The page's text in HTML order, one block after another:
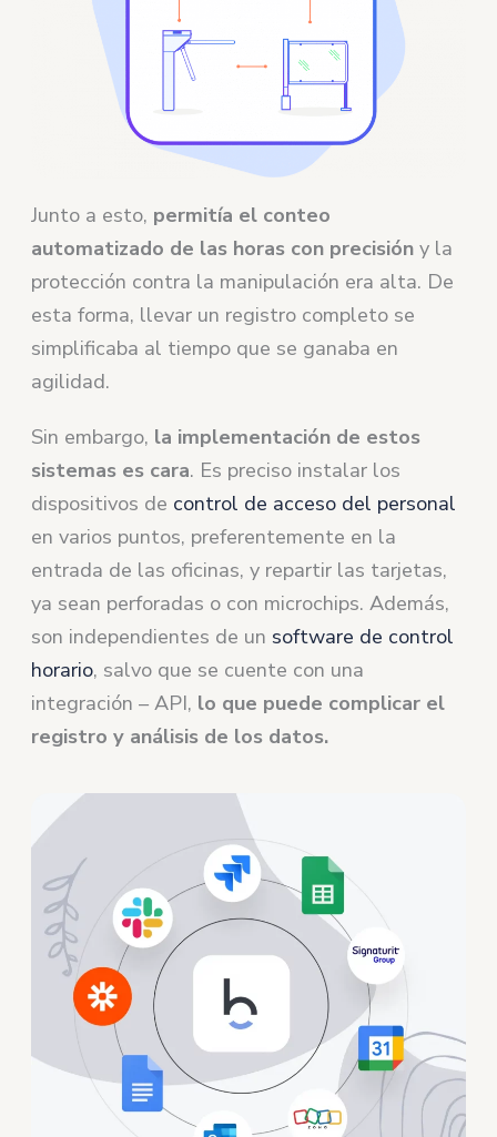
Junto a esto, permitía el conteo
automatizado de las horas con precisión y la
protección contra la manipulación era alta. De
esta forma, llevar un registro completo se
simplificaba al tiempo que se ganaba en
agilidad.
Sin embargo, la implementación de estos
sistemas es cara. Es preciso instalar los
dispositivos de control de acceso del personal
en varios puntos, preferentemente en la
entrada de las oficinas, y repartir las tarjetas,
ya sean perforadas o con microchips. Además,
son independientes de un software de control
horario, salvo que se cuente con una
integración – API, lo que puede complicar el
registro y análisis de los datos.